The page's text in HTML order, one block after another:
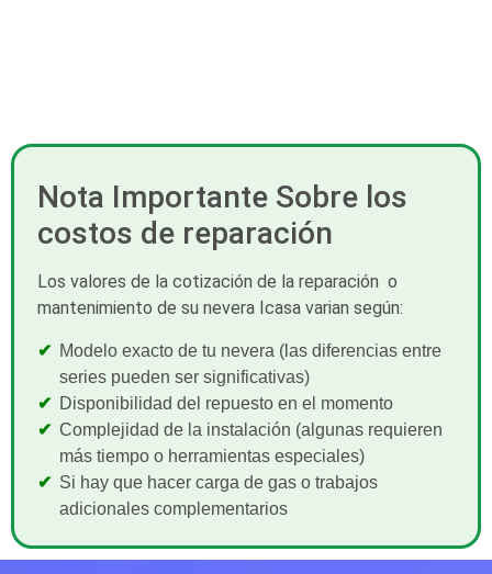
Nota Importante Sobre los
costos de reparación
Los valores de la cotización de la reparación o
mantenimiento de su nevera Icasa varian según:
Modelo exacto de tu nevera (las diferencias entre
series pueden ser significativas)
Disponibilidad del repuesto en el momento
Complejidad de la instalación (algunas requieren
más tiempo o herramientas especiales)
Si hay que hacer carga de gas o trabajos
adicionales complementarios